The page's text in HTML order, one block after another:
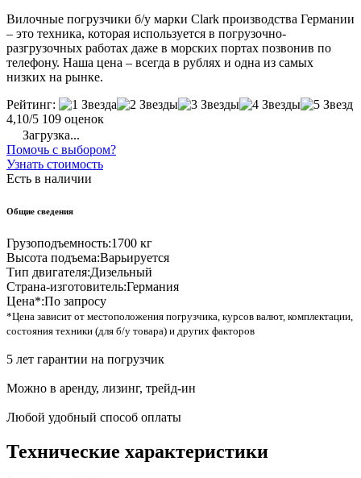
Вилочные погрузчики б/у марки Clark производства Германии
– это техника, которая используется в погрузочно-
разгрузочных работах даже в морских портах позвонив по
телефону. Наша цена – всегда в рублях и одна из самых
низких на рынке.
Рейтинг:
4,10/5 109 оценок
Загрузка...
Помочь с выбором?
Узнать стоимость
Есть в наличии
Общие сведения
Грузоподъемность:1700 кг
Высота подъема:Варьируется
Тип двигателя:Дизельный
Страна-изготовитель:Германия
Цена*:По запросу
*Цена зависит от местоположения погрузчика, курсов валют, комплектации,
состояния техники (для б/у товара) и других факторов
5 лет гарантии на погрузчик
Можно в аренду, лизинг, трейд-ин
Любой удобный способ оплаты
Технические характеристики